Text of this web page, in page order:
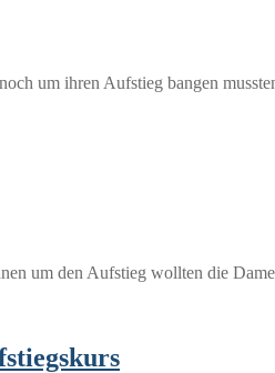
um ihren Aufstieg bangen
um den Aufstieg wollten die